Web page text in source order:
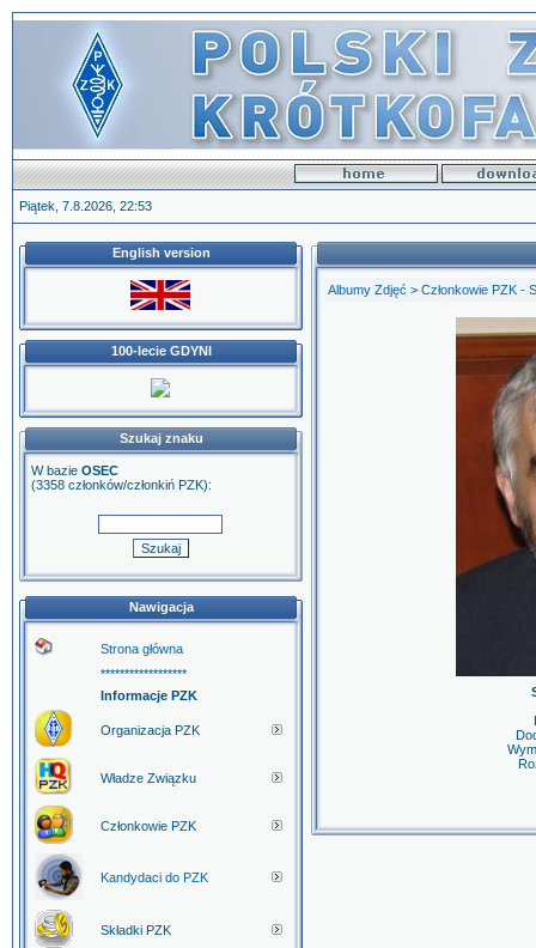
Piątek, 7.8.2026, 22:53
English version
100-lecie GDYNI
Szukaj znaku
W bazie OSEC
(3358 członków/członkiń PZK):
Nawigacja
Strona główna
******************
Informacje PZK
Organizacja PZK
Władze Związku
Członkowie PZK
Kandydaci do PZK
Składki PZK
Albumy Zdjęć > Członkowie PZK -